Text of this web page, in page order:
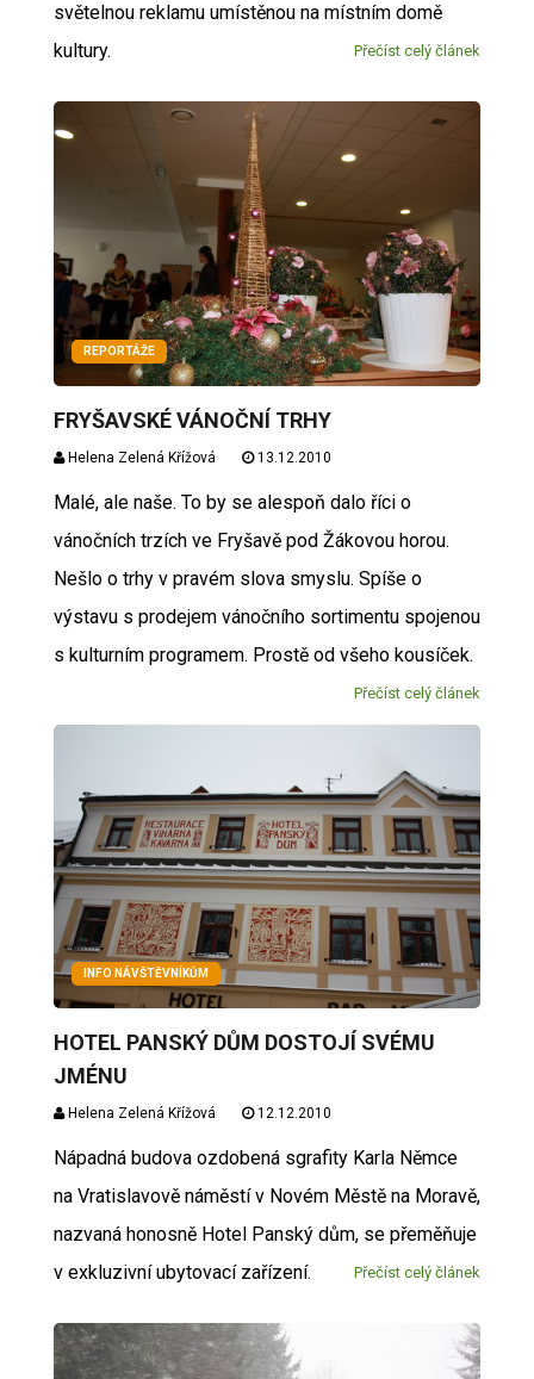
světelnou reklamu umístěnou na místním domě
kultury.
Přečíst celý článek
REPORTÁŽE
FRYŠAVSKÉ VÁNOČNÍ TRHY
Helena Zelená Křížová 13.12.2010
Malé, ale naše. To by se alespoň dalo říci o
vánočních trzích ve Fryšavě pod Žákovou horou.
Nešlo o trhy v pravém slova smyslu. Spíše o
výstavu s prodejem vánočního sortimentu spojenou
s kulturním programem. Prostě od všeho kousíček.
Přečíst celý článek
INFO NÁVŠTĚVNÍKŮM
HOTEL PANSKÝ DŮM DOSTOJÍ SVÉMU
JMÉNU
Helena Zelená Křížová 12.12.2010
Nápadná budova ozdobená sgrafity Karla Němce
na Vratislavově náměstí v Novém Městě na Moravě,
nazvaná honosně Hotel Panský dům, se přeměňuje
v exkluzivní ubytovací zařízení.
Přečíst celý článek